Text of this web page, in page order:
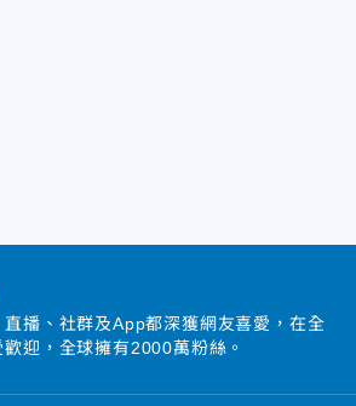
播、社群及App都深獲網友喜愛，在全
迎，全球擁有2000萬粉絲。